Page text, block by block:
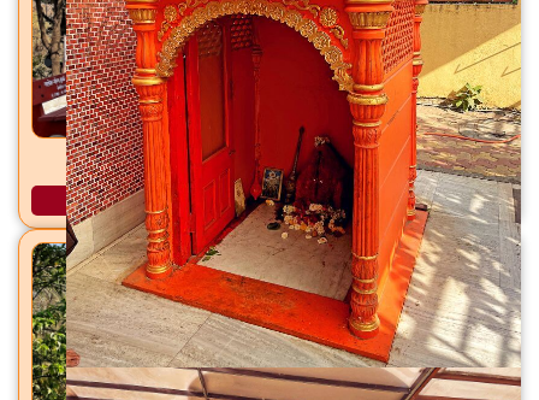
गोमुख महादेव मंदिर डॉन, ता. सोनगड, जिल्हा. तापी
अधिक माहिती